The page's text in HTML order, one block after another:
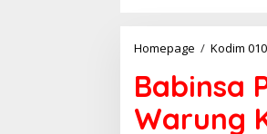
Homepage / Kodim
Babinsa
Warung